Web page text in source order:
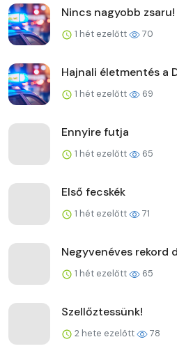
Nincs nagyobb zsaru!
1 hét ezelőtt 70
Hajnali életmentés a
1 hét ezelőtt 69
Ennyire futja
1 hét ezelőtt 65
Első fecskék
1 hét ezelőtt 71
Negyvenéves rekord
1 hét ezelőtt 65
Szellőztessünk!
2 hete ezelőtt 78